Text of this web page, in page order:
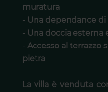
muratura
- Una dependance di
- Una doccia esterna
- Accesso al terrazzo
pietra
La villa è venduta